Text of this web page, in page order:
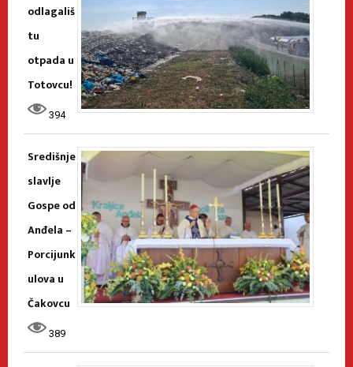
odlagališ
tu
otpada u
Totovcu!
394
Središnje
slavlje
Gospe od
Anđela –
Porcijunk
ulova u
Čakovcu
389